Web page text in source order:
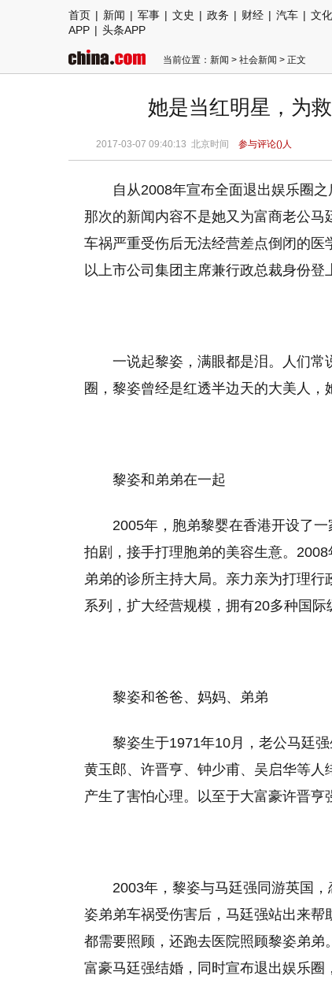
首页 | 新闻 | 军事 | 文史 | 政务 | 财经 | 汽车 | 文化
APP | 头条APP
当前位置： 新闻 > 社会新闻 > 正文
她是当红明星，为
2017-03-07 09:40:13 北京时间 参与评论()人
自从2008年宣布全面退出娱乐圈
那次的新闻内容不是她又为富商老公
车祸严重受伤后无法经营差点倒闭的
以上市公司集团主席兼行政总裁身份登
一说起黎姿，满眼都是泪。人们
圈，黎姿曾经是红透半边天的大美人，
黎姿和弟弟在一起
2005年，胞弟黎婴在香港开设了
拍剧，接手打理胞弟的美容生意。
弟弟的诊所主持大局。亲力亲为打理
系列，扩大经营规模，拥有20多种国际
黎姿和爸爸、妈妈、弟弟
黎姿生于1971年10月，老公马廷
黄玉郎、许晋亨、钟少甫、吴启华等
产生了害怕心理。以至于大富豪许晋亨
2003年，黎姿与马廷强同游英国
姿弟弟车祸受伤害后，马廷强站出来
都需要照顾，还跑去医院照顾黎姿弟
富豪马廷强结婚，同时宣布退出娱乐圈